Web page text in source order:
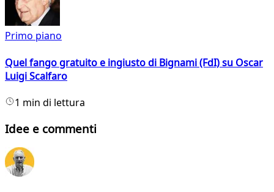
Primo piano
Quel fango gratuito e ingiusto di Bignami (FdI) su Oscar
Luigi Scalfaro
1 min di lettura
Idee e commenti